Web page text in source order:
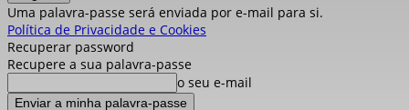
Uma palavra-passe será enviada por e-mail para si.
Política de Privacidade e Cookies
Recuperar password
Recupere a sua palavra-passe
o seu e-mail